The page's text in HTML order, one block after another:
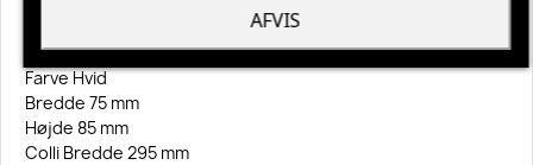
MaterialePolypropylen;TPE Gummi
Oprindelsesland Denmark
Farve Hvid
Bredde 75 mm
Højde 85 mm
Colli Bredde 295 mm
AFVIS